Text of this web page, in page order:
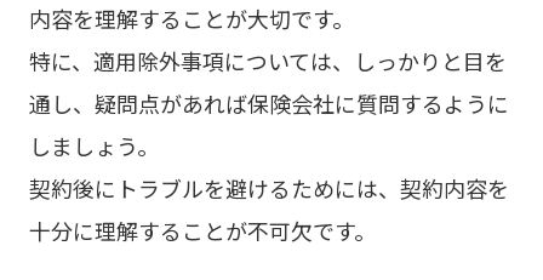
内容を理解することが大切です。
特に、適用除外事項については、しっかりと目を
通し、疑問点があれば保険会社に質問するように
しましょう。
契約後にトラブルを避けるためには、契約内容を
十分に理解することが不可欠です。